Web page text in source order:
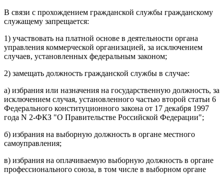
В связи с прохождением гражданской службы гражданскому
служащему запрещается:
1) участвовать на платной основе в деятельности органа
управления коммерческой организацией, за исключением
случаев, установленных федеральным законом;
2) замещать должность гражданской службы в случае:
а) избрания или назначения на государственную должность, за
исключением случая, установленного частью второй статьи 6
Федерального конституционного закона от 17 декабря 1997
года N 2-ФКЗ "О Правительстве Российской Федерации";
б) избрания на выборную должность в органе местного
самоуправления;
в) избрания на оплачиваемую выборную должность в органе
профессионального союза, в том числе в выборном органе